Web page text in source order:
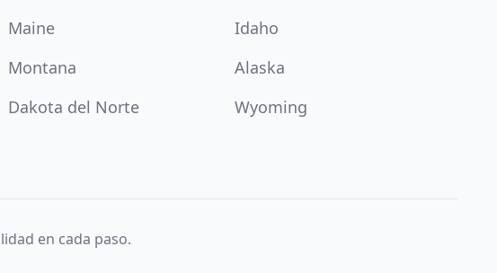
Maine
Idaho
Montana
Alaska
Dakota del Norte
Wyoming
en cada paso.